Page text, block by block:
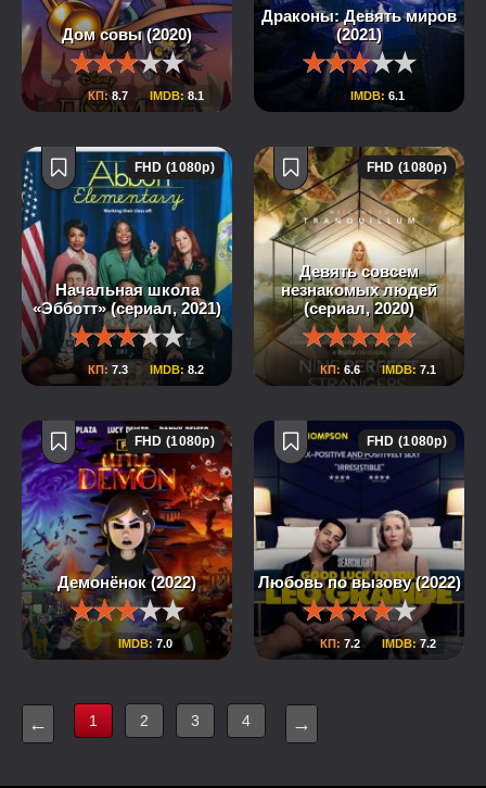
Дом совы (2020)
КП:8.7 IMDB: 8.1
Драконы: Девять миров
(2021)
IMDB: 6.1
Начальная школа
«Эбботт» (сериал, 2021)
КП: 7.3 IMDB:8.2
FHD (1080p)
Девять совсем
незнакомых людей
(сериал, 2020)
КП: 6.6 IMDB: 7.1
FHD (1080p)
Демонёнок (2022)
IMDB: 7.0
FHD (1080p)
Любовь по вызову (2022)
КП: 7.2 IMDB:7.2
FHD (1080p)
← 1 2 3 4 →